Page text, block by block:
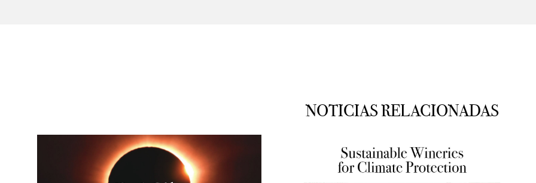
NOTICIAS RELACIONADAS